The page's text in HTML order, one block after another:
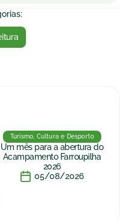
Turismo, Cultura e Desporto
Um mês para a abertura do
Acampamento Farroupilha
2026
05/08/2026